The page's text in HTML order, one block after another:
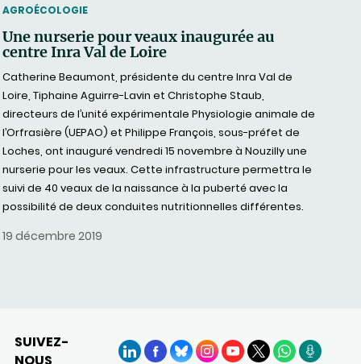
THEMATIC
AGROÉCOLOGIE
Une nurserie pour veaux inaugurée au
centre Inra Val de Loire
Catherine Beaumont, présidente du centre Inra Val de
Loire, Tiphaine Aguirre-Lavin et Christophe Staub,
directeurs de l’unité expérimentale Physiologie animale de
l’Orfrasière (UEPAO) et Philippe François, sous-préfet de
Loches, ont inauguré vendredi 15 novembre à Nouzilly une
nurserie pour les veaux. Cette infrastructure permettra le
suivi de 40 veaux de la naissance à la puberté avec la
possibilité de deux conduites nutritionnelles différentes.
19 décembre 2019
SUIVEZ-